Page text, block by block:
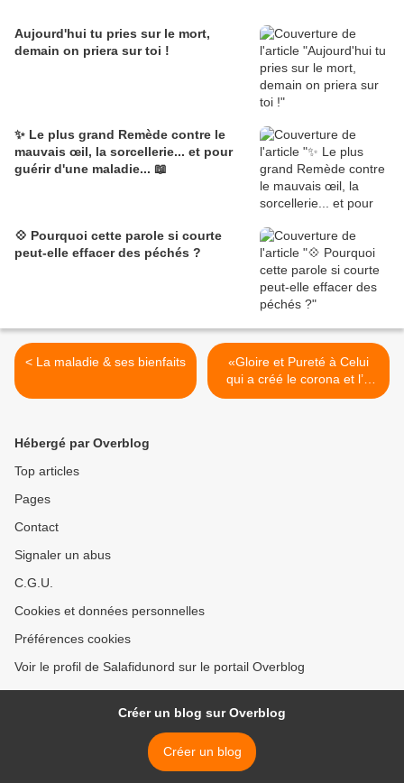
Aujourd'hui tu pries sur le mort,
demain on priera sur toi !
✨ Le plus grand Remède contre le
mauvais œil, la sorcellerie... et pour
guérir d'une maladie... 📖
💠 Pourquoi cette parole si courte
peut-elle effacer des péchés ?
< La maladie & ses bienfaits
«Gloire et Pureté à Celui
qui a créé le corona et l’a
envoyé» - سبحان خالق
Hébergé par Overblog
Top articles
Pages
Contact
Signaler un abus
C.G.U.
Cookies et données personnelles
Préférences cookies
Voir le profil de Salafidunord sur le portail Overblog
Créer un blog sur Overblog
Créer un blog